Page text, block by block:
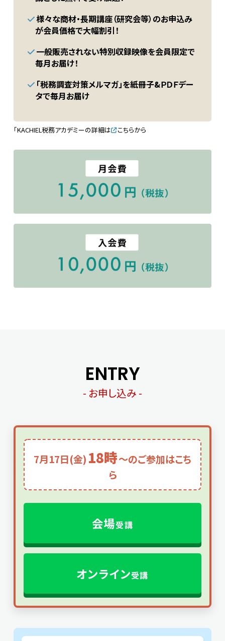
様々な商材・長期講座（研究会等）のお申込み
が会員価格で大幅割引！
一般販売されない特別収録映像を会員限定で
毎月お届け！
「税務調査対策メルマガ」を紙冊子&ＰＤＦデー
タで毎月お届け
「KACHIEL税務アカデミーの詳細は こちらから
ENTRY
- お申し込み -
7月17日(金) 18時～のご参加はこち
ら
会場受講
オンライン受講